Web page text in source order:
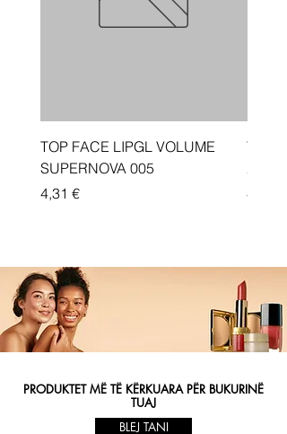
TOP FACE LIPGL VOLUME
SUPERNOVA 005
Price
4,31 €
Traka
Price
4,33 €
PRODUKTET MË TË KËRKUARA PËR BUKURINË
TUAJ
BLEJ TANI